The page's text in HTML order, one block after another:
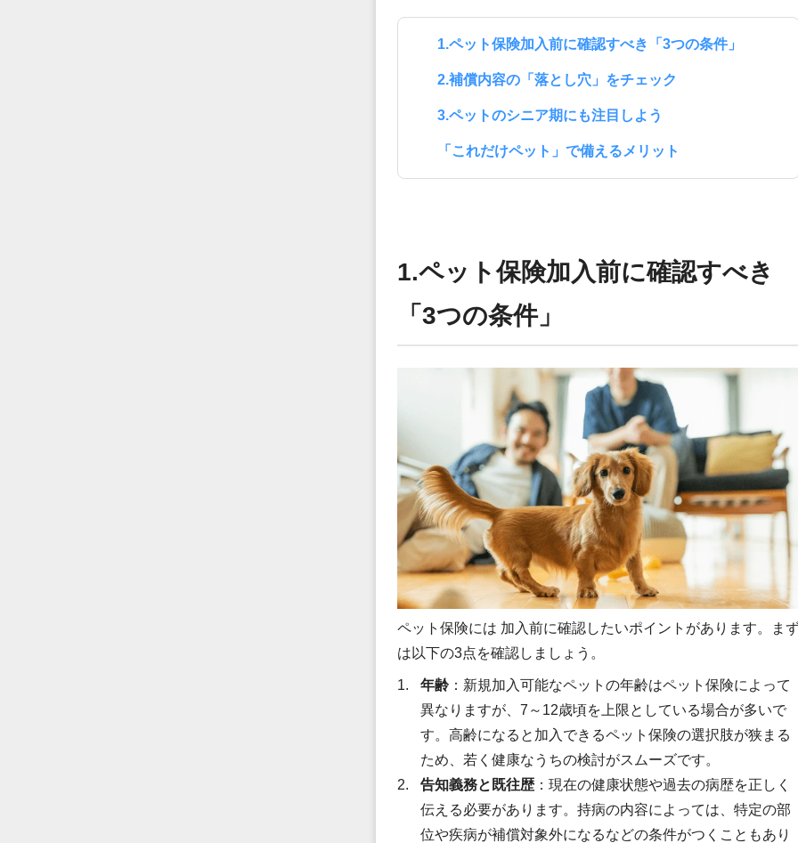
1.ペット保険加入前に確認すべき「3つの条件」
2.補償内容の「落とし穴」をチェック
3.ペットのシニア期にも注目しよう
「これだけペット」で備えるメリット
1.ペット保険加入前に確認すべき
「3つの条件」
ペット保険には 加入前に確認したいポイントがあります。ま
は以下の3点を確認しましょう。
年齢 ：新規加入可能なペットの年齢はペット保険によって
異なりますが、7～12歳頃を上限としている場合が多いで
す。高齢になると加入できるペット保険の選択肢が狭まる
ため、若く健康なうちの検討がスムーズです。
告知義務と既往歴：現在の健康状態や過去の病歴を正しく
伝える必要があります。持病の内容によっては、特定の部
位や疾病が補償対象外になるなどの条件がつくこともあり